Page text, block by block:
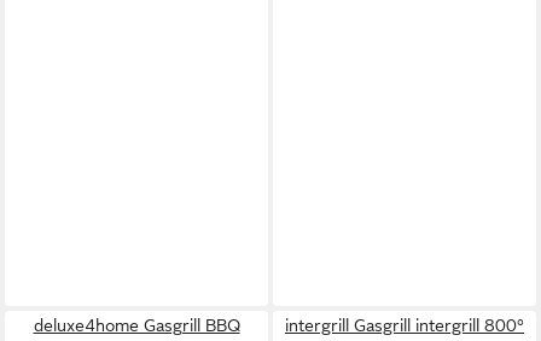
deluxe4home Gasgrill BBQ
intergrill Gasgrill intergrill 800°